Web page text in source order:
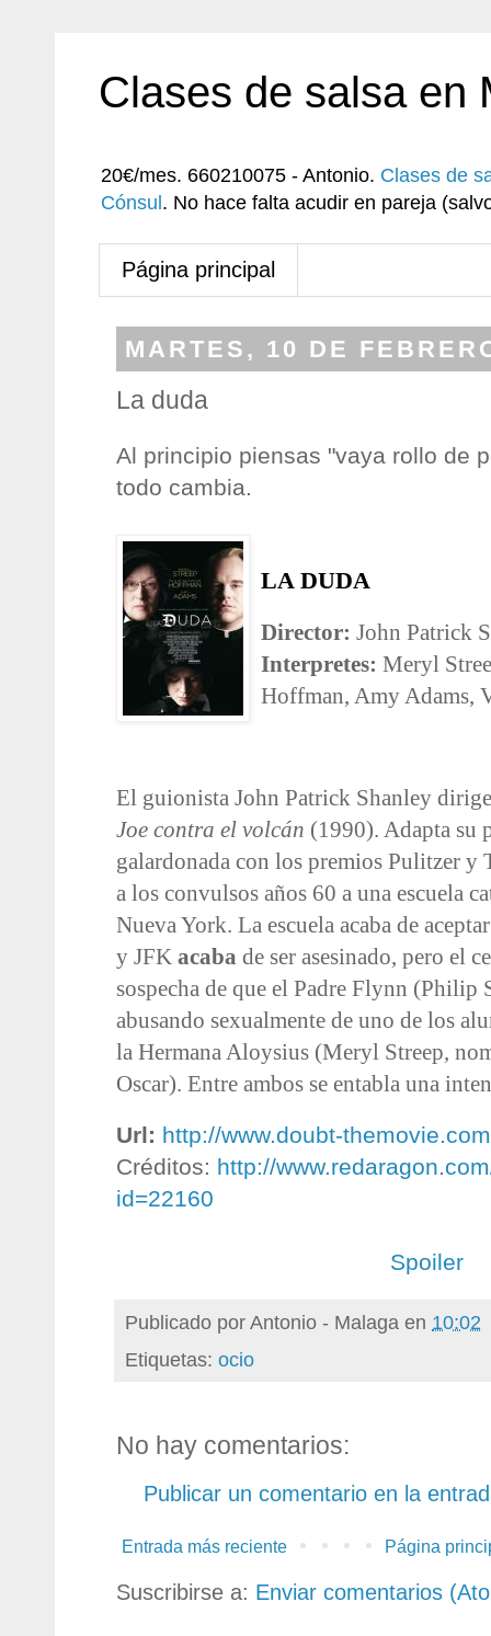
Clases de salsa en
20€/mes. 660210075 - Antonio. Clases de
Cónsul . No hace falta acudir en pareja
Página principal
MARTES, 10 DE
La duda
Al principio piensas "vaya rollo de
todo cambia.
LA DUDA
Director: John Patrick
Interpretes: Meryl
Hoffman, Amy Adams,
El guionista John Patrick Shanley
Joe contra el volcán (1990). Adapta su
galardonada con los premios Pulitzer y
a los convulsos años 60 a una escuela
Nueva York. La escuela acaba de
y JFK acaba de ser asesinado, pero el
sospecha de que el Padre Flynn (Philip
abusando sexualmente de uno de los
la Hermana Aloysius (Meryl Streep,
Oscar). Entre ambos se entabla una
Url: http://www.doubt-themovie.com
Créditos: http://
id=22160
Spoiler
Publicado porAntonio - Malaga en 10:02
Etiquetas: ocio
No hay comentarios:
Publicar un comentario en la
Entrada más reciente Página
Suscribirse a: Enviar comentarios